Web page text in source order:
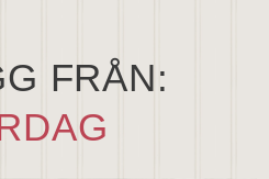
FRÅN: